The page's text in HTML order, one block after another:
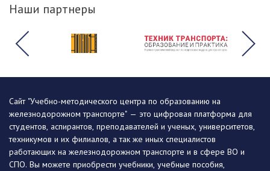
Наши партнеры
Сайт "Учебно-методического центра по образованию на
железнодорожном транспорте" — это цифровая платформа для
студентов, аспирантов, преподавателей и ученых, университетов,
техникумов и их филиалов, а так же иных специалистов
работающих на железнодорожном транспорте и в сфере ВО и
СПО. Вы можете приобрести учебники, учебные пособия,